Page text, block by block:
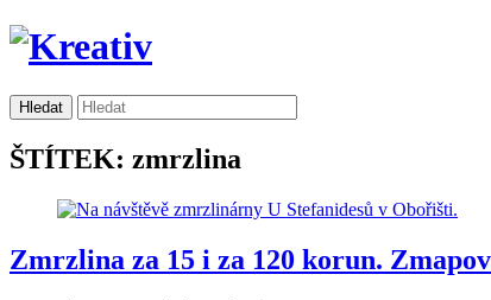
ŠTÍTEK: zmrzlina
Zmrzlina za 15 i za 120 korun.